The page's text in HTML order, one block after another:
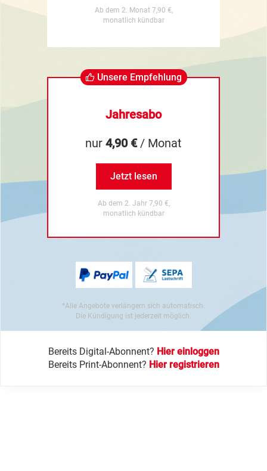
Ab dem 2. Monat 7,90 €,
monatlich kündbar
Unsere Empfehlung
Jahresabo
nur 4,90 €/ Monat
Jetzt lesen
Ab dem 2. Jahr 7,90 €,
monatlich kündbar
*Alle Angebote verlängern sich automatisch.
Die Kündigung ist jederzeit möglich.
Bereits Digital-Abonnent? Hier einloggen
Bereits Print-Abonnent? Hier registrieren